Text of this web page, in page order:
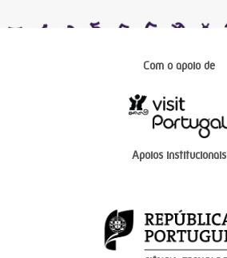
Com o apoio de
Apoios institucionais